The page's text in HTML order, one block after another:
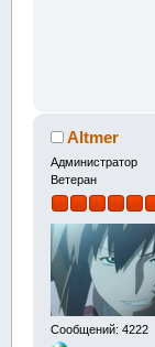
Altmer
Администратор
Ветеран
Сообщений: 4222